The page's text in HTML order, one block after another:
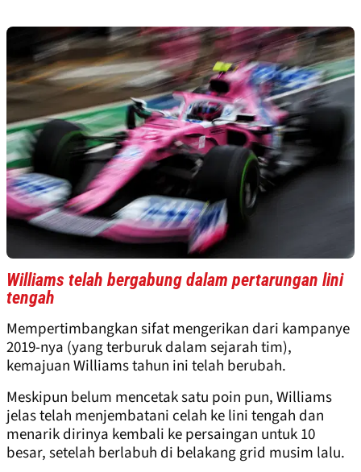
Williams telah bergabung dalam pertarungan lini
tengah
Mempertimbangkan sifat mengerikan dari kampanye
2019-nya (yang terburuk dalam sejarah tim),
kemajuan Williams tahun ini telah berubah.
Meskipun belum mencetak satu poin pun, Williams
jelas telah menjembatani celah ke lini tengah dan
menarik dirinya kembali ke persaingan untuk 10
besar, setelah berlabuh di belakang grid musim lalu.